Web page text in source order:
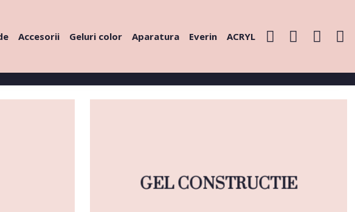
Accesorii Geluri color Aparatura Everin ACRYL
GEL CONSTRUCTIE